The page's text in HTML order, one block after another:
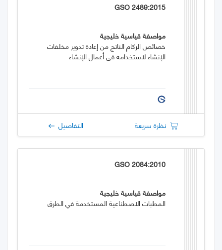
GSO 2489:2015
مواصفة قياسية خليجية
خصائص الركام الناتج من إعادة تدوير مخلفات
الإنشاء لاستخدامه في أعمال الإنشاء
نظرة سريعة التفاصيل
GSO 2084:2010
مواصفة قياسية خليجية
المطبات الاصطناعية المستخدمة في الطرق